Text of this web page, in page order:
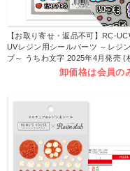
【お取り寄せ・返品不可】RC-
UVレジン用シールパーツ ～レジ
ブ～ うちわ文字 2025年4月発売 (
卸価格は会員の